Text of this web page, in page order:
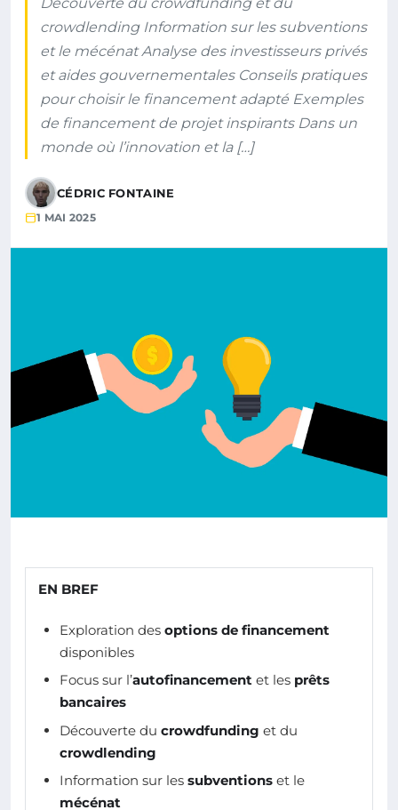
crowdlending Information sur les subventions
et le mécénat Analyse des investisseurs privés
et aides gouvernementales Conseils pratiques
pour choisir le financement adapté Exemples
de financement de projet inspirants Dans un
monde où l’innovation et la […]
CÉDRIC FONTAINE
1 MAI 2025
EN BREF
Exploration des options de financement
disponibles
Focus sur l’autofinancement et les prêts
bancaires
Découverte du crowdfunding et du
crowdlending
Information sur les subventions et le
mécénat